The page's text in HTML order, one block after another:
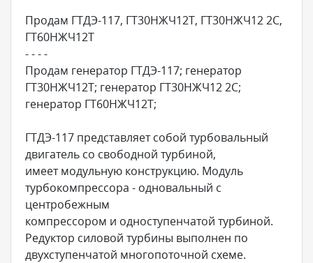
Продам ГТДЭ-117, ГТ30НЖЧ12Т, ГТ30НЖЧ12 2С,
ГТ60НЖЧ12Т
- - - -
Продам генератор ГТДЭ-117; генератор
ГТ30НЖЧ12Т; генератор ГТ30НЖЧ12 2С;
генератор ГТ60НЖЧ12Т;
ГТДЭ-117 представляет собой турбовальный
двигатель со свободной турбиной,
имеет модульную конструкцию. Модуль
турбокомпрессора - одновальный с
центробежным
компрессором и одноступенчатой турбиной.
Редуктор силовой турбины выполнен по
двухступенчатой многопоточной схеме.